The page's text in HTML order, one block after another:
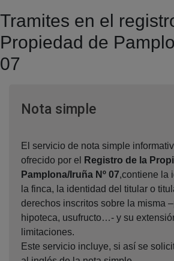
Tramites en el
Propiedad de
07
Nota simpleVentana
El servicio de nota simple
ofrecido por el
Registro de la
Pamplona/Iruña Nº 07,contiene la
la finca, la identidad del titular o
derechos inscritos sobre la misma
hipoteca, usufructo…- y su
limitaciones.
Este servicio incluye, si así se